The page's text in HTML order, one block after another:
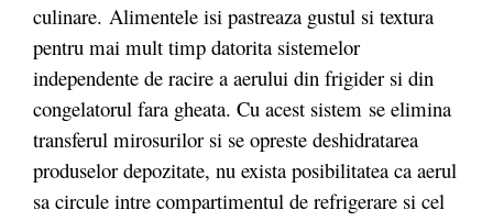
culinare. Alimentele isi pastreaza gustul si textura
pentru mai mult timp datorita sistemelor
independente de racire a aerului din frigider si din
congelatorul fara gheata. Cu acest sistem se elimina
transferul mirosurilor si se opreste deshidratarea
produselor depozitate, nu exista posibilitatea ca aerul
sa circule intre compartimentul de refrigerare si cel